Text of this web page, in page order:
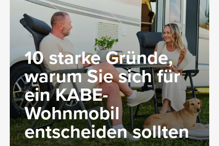
10 starke Gründe,
warum Sie sich für
ein KABE-
Wohnmobil
entscheiden sollten